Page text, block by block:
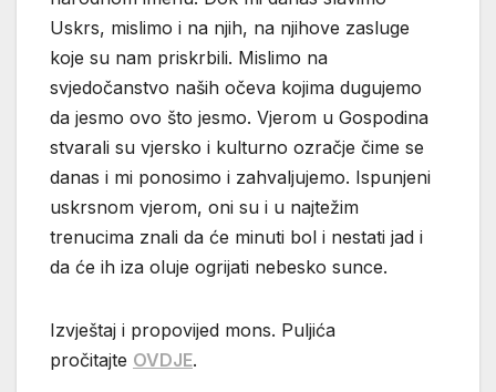
Uskrs, mislimo i na njih, na njihove zasluge
koje su nam priskrbili. Mislimo na
svjedočanstvo naših očeva kojima dugujemo
da jesmo ovo što jesmo. Vjerom u Gospodina
stvarali su vjersko i kulturno ozračje čime se
danas i mi ponosimo i zahvaljujemo. Ispunjeni
uskrsnom vjerom, oni su i u najtežim
trenucima znali da će minuti bol i nestati jad i
da će ih iza oluje ogrijati nebesko sunce.
Izvještaj i propovijed mons. Puljića
pročitajte OVDJE.